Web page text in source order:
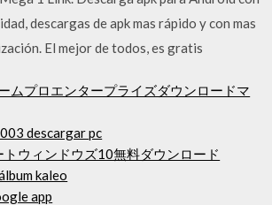
descargas de apk mas rápido y con mas
El mejor de todos, es gratis
ムプロエンタープライズダウンロードマ
descargar pc
ウィンドウズ10無料ダウンロード
kaleo
app